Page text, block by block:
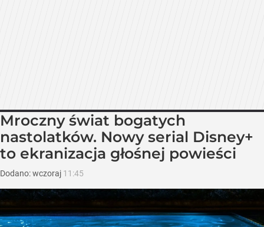
Mroczny świat bogatych
nastolatków. Nowy serial Disney+
to ekranizacja głośnej powieści
Dodano:wczoraj 11:45